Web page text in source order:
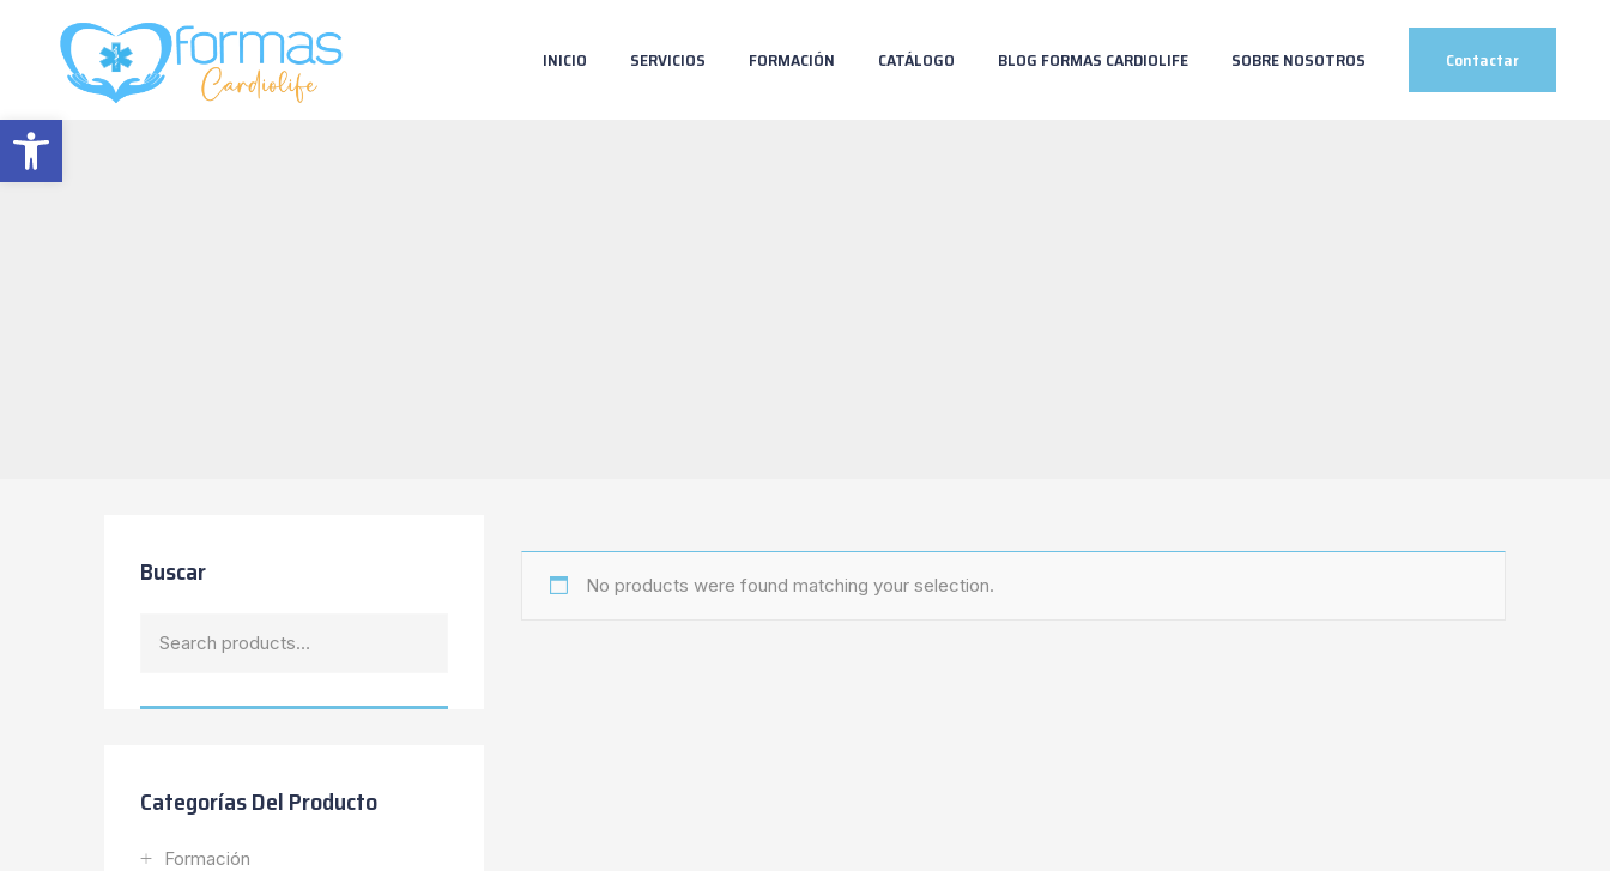
Abrir barra de herramientas
Contactar
INICIO SERVICIOS FORMACIÓN CATÁLOGO BLOG FORMAS CARDIOLIFE SOBRE NOSOTROS
No products were found matching your selection.
Buscar
Categorías Del Producto
Formación